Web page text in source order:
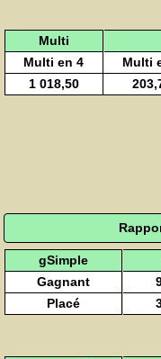
Multi
Multi en 4
Multi
1 018,50
gSimple
Gagnant
Placé